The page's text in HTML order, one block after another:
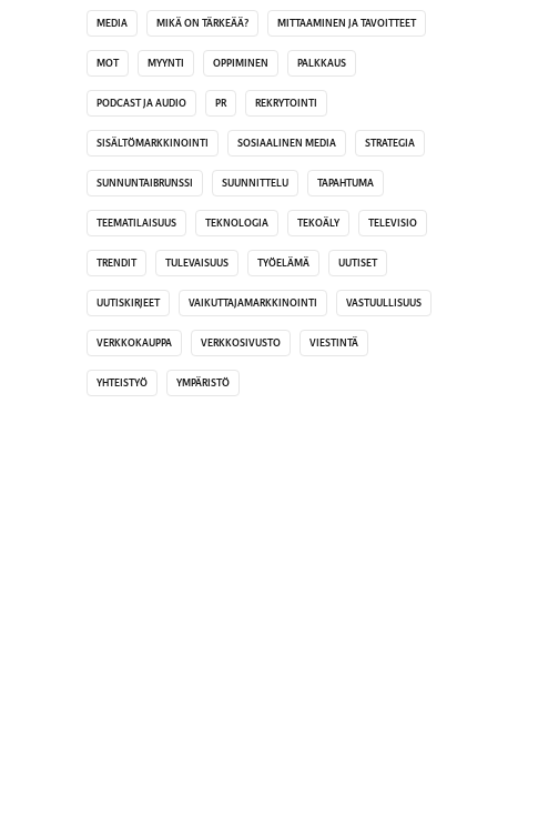
MEDIA MIKÄ ON TÄRKEÄÄ? MITTAAMINEN JA TAVOITTEET
MOT MYYNTI OPPIMINEN PALKKAUS
PODCAST JA AUDIO PR REKRYTOINTI
SISÄLTÖMARKKINOINTI SOSIAALINEN MEDIA STRATEGIA
SUNNUNTAIBRUNSSI SUUNNITTELU TAPAHTUMA
TEEMATILAISUUS TEKNOLOGIA TEKOÄLY TELEVISIO
TRENDIT TULEVAISUUS TYÖELÄMÄ UUTISET
UUTISKIRJEET VAIKUTTAJAMARKKINOINTI VASTUULLISUUS
VERKKOKAUPPA VERKKOSIVUSTO VIESTINTÄ
YHTEISTYÖ YMPÄRISTÖ